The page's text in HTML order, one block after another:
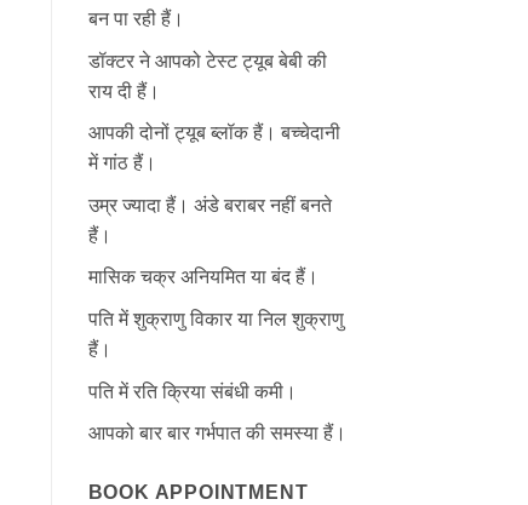
बन पा रही हैं।
डॉक्टर ने आपको टेस्ट ट्यूब बेबी की
राय दी हैं।
आपकी दोनों ट्यूब ब्लॉक हैं। बच्चेदानी
में गांठ हैं।
उम्र ज्यादा हैं। अंडे बराबर नहीं बनते
हैं।
मासिक चक्र अनियमित या बंद हैं।
पति में शुक्राणु विकार या निल शुक्राणु
हैं।
पति में रति क्रिया संबंधी कमी।
आपको बार बार गर्भपात की समस्या हैं।
BOOK APPOINTMENT